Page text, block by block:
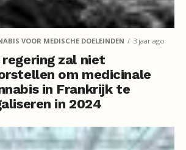
VOOR MEDISCHE DOELEINDEN 3 jaar ago
regering zal niet
om medicinale
in Frankrijk te
in 2024